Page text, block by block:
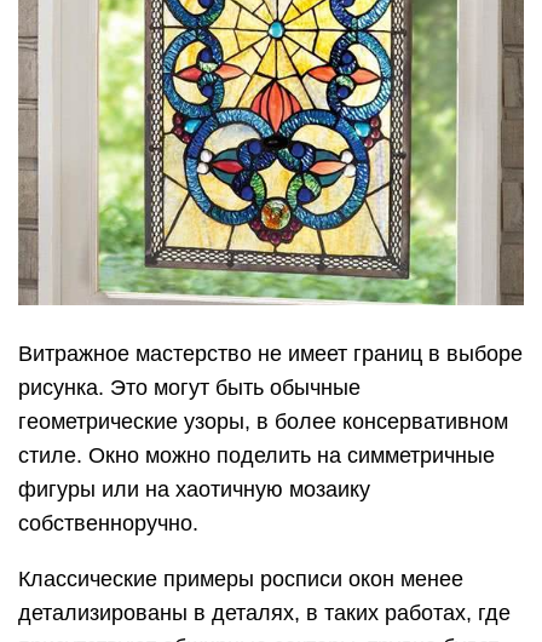
Витражное мастерство не имеет границ в выборе
рисунка. Это могут быть обычные
геометрические узоры, в более консервативном
стиле. Окно можно поделить на симметричные
фигуры или на хаотичную мозаику
собственноручно.
Классические примеры росписи окон менее
детализированы в деталях, в таких работах, где